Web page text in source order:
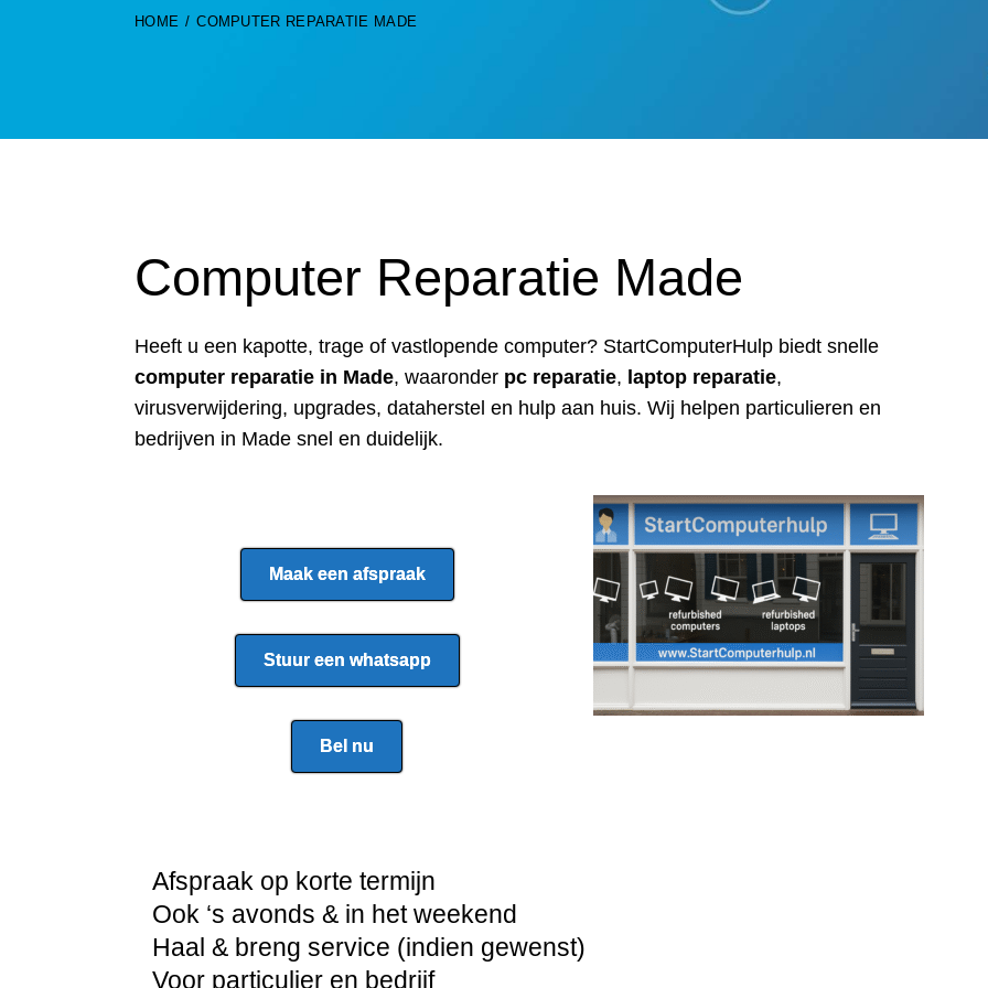
HOME COMPUTER REPARATIE MADE
Computer Reparatie Made
Heeft u een kapotte, trage of vastlopende computer? StartComputerHulp biedt snelle
computer reparatie in Made, waaronder pc reparatie, laptop reparatie,
virusverwijdering, upgrades, dataherstel en hulp aan huis. Wij helpen particulieren en
bedrijven in Made snel en duidelijk.
Maak een afspraak
Stuur een whatsapp
Bel nu
Afspraak op korte termijn
Ook ‘s avonds & in het weekend
Haal & breng service (indien gewenst)
Voor particulier en bedrijf